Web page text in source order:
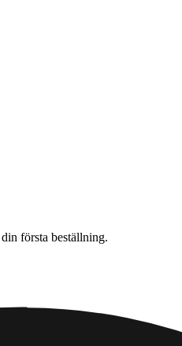
första beställning.